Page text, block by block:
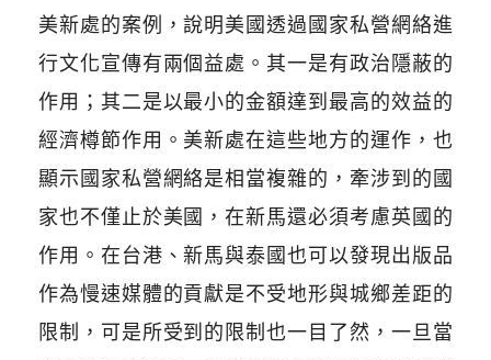
美新處的案例，說明美國透過國家私營網絡進
行文化宣傳有兩個益處。其一是有政治隱蔽的
作用；其二是以最小的金額達到最高的效益的
經濟樽節作用。美新處在這些地方的運作，也
顯示國家私營網絡是相當複雜的，牽涉到的國
家也不僅止於美國，在新馬還必須考慮英國的
作用。在台港、新馬與泰國也可以發現出版品
作為慢速媒體的貢獻是不受地形與城鄉差距的
限制，可是所受到的限制也一目了然，一旦當